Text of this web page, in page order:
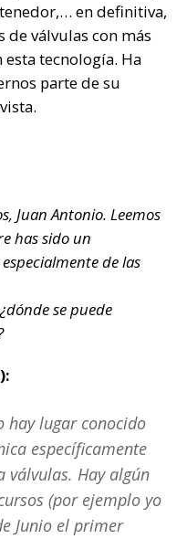
en definitiva,
válvulas con más
esta tecnología. Ha
parte de su
Juan Antonio. Leemos
has sido un
de las
se puede
hay lugar conocido
específicamente
válvulas. Hay algún
(por ejemplo yo
Junio el primer